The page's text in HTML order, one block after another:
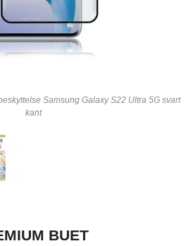
Samsung Galaxy S22 Ultra 5G svart
kant
BUET